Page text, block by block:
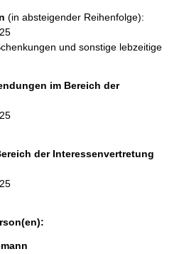
(in absteigender Reihenfolge):
und sonstige lebzeitige
im Bereich der
der Interessenvertretung